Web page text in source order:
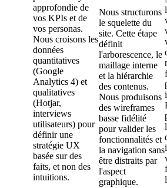
approfondie de
vos KPIs et de
vos personas.
Nous croisons les
données
quantitatives
(Google
Analytics 4) et
qualitatives
(Hotjar,
interviews
utilisateurs) pour
définir une
stratégie UX
basée sur des
faits, et non des
intuitions.
Nous structurons
le squelette du
site. Cette étape
définit
l'arborescence, le
maillage interne
et la hiérarchie
des contenus.
Nous produisons
des wireframes
basse fidélité
pour valider les
fonctionnalités et
la navigation sans
être distraits par
l'aspect
graphique.